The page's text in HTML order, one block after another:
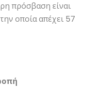
πρόσβαση είναι
οποία απέχει 57